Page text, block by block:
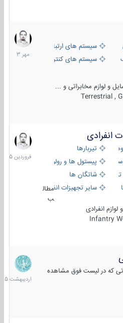
سیستم های ارتباطی و جمع آوری
سیستم های کنترل آتش و تجهیزات
و لوازم مخابراتی و ...
Terrestrial ,
انفرادی
تیربارها
پیستول ها و رولورها
اندازیشاتگان ها
سایر تجهیزات انفرادی
مطال
ب
انفرادی
Infantry
1405
که در لیست فوق مشاهده
1405